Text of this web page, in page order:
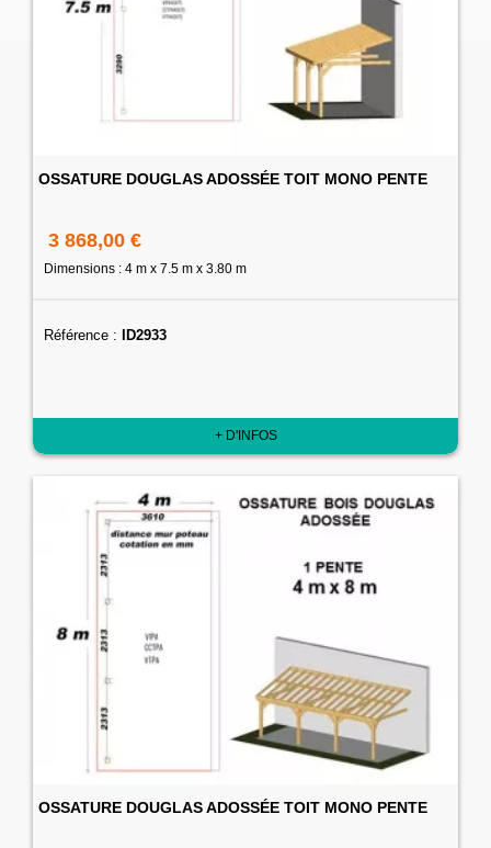
OSSATURE DOUGLAS ADOSSÉE TOIT MONO PENTE
3 868,00 €
Dimensions : 4 m x 7.5 m x 3.80 m
Référence : ID2933
+ D'INFOS
OSSATURE DOUGLAS ADOSSÉE TOIT MONO PENTE